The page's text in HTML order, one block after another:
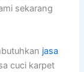
sekarang
jasa
cuci karpet